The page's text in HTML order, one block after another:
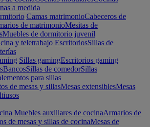
a medida
Camas matrimonioCabeceros de
de matrimonioMesitas de
Muebles de dormitorio juvenil
y teletrabajo EscritoriosSillas de
Sillas gamingEscritorios gaming
BancosSillas de comedorSillas
para sillas
de mesas y sillasMesas extensiblesMesas
Muebles auxiliares de cocinaArmarios de
de mesas y sillas de cocinaMesas de